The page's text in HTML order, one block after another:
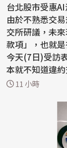
台北股市受惠
由於不熟悉交
交所研議，未
款項」，也就
今天(7日)受訪
本就不知道違
先全...
11 小時